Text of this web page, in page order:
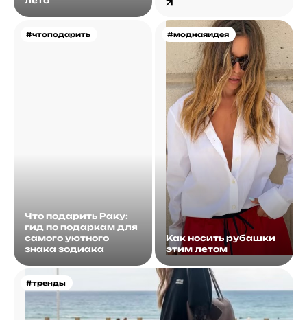
#чтоподарить
Что подарить Раку:
гид по подаркам для
самого уютного
знака зодиака
#моднаяидея
Как носить рубашки
этим летом
#тренды